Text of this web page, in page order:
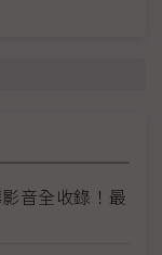
音全收錄！最